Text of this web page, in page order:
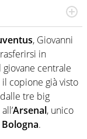
Sport segue anche
competenze e
il più
al mondo
, Giovanni
in
centrale
copione già visto
tre big
Arsenal, unico
Bologna.